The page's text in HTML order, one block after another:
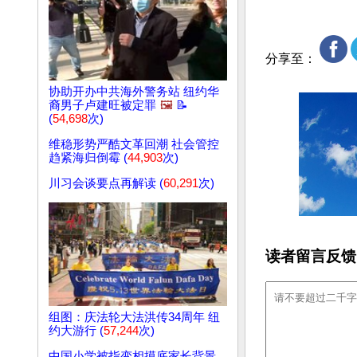
协助开办中共海外警务站 纽约华
裔男子卢建旺被定罪 🖼️ 📝
(54,698次)
维稳形势严酷文革回潮 社会管控
趋紧海归倒霉 (44,903次)
川习会谈要点再解读 (60,291次)
组图：庆法轮大法洪传34周年 纽
约大游行 (57,244次)
分享至：
读者留言反